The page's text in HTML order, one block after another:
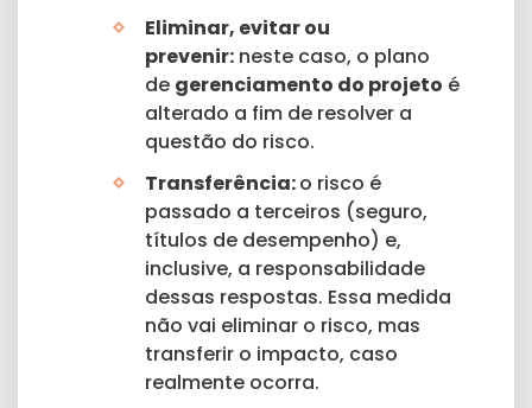
Eliminar, evitar ou
prevenir: neste caso, o plano
de gerenciamento do projeto é
alterado a fim de resolver a
questão do risco.
Transferência:o risco é
passado a terceiros (seguro,
títulos de desempenho) e,
inclusive, a responsabilidade
dessas respostas. Essa medida
não vai eliminar o risco, mas
transferir o impacto, caso
realmente ocorra.